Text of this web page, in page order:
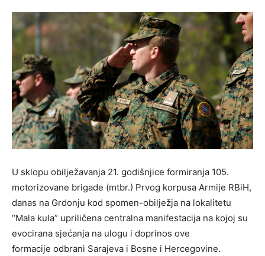
U sklopu obilježavanja 21. godišnjice formiranja 105.
motorizovane brigade (mtbr.) Prvog korpusa Armije RBiH,
danas na Grdonju kod spomen-obilježja na lokalitetu
“Mala kula” upriličena centralna manifestacija na kojoj su
evocirana sjećanja na ulogu i doprinos ove
formacije odbrani Sarajeva i Bosne i Hercegovine.